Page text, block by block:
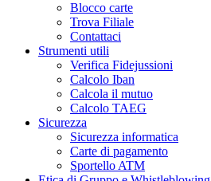
Blocco carte
Trova Filiale
Contattaci
Strumenti utili
Verifica Fidejussioni
Calcolo Iban
Calcola il mutuo
Calcolo TAEG
Sicurezza
Sicurezza informatica
Carte di pagamento
Sportello ATM